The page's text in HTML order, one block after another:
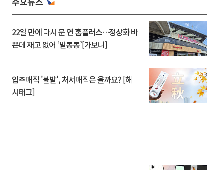
22일 만에 다시 문 연 홈플러스…정상화 바
쁜데 재고 없어 ‘발동동’[가보니]
입추매직 '불발', 처서매직은 올까요? [해
시태그]